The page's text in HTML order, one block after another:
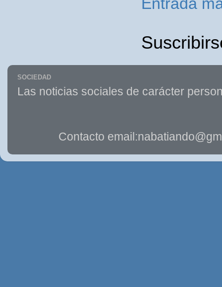
SOCIEDAD
Las noticias sociales de carácter
Contacto